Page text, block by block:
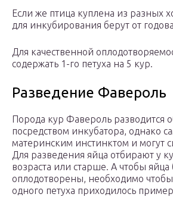
Если же птица куплена из разных
для инкубирования берут от
Для качественной
содержать 1-го петуха на 5 кур.
Разведение Фавероль
Порода кур Фавероль разводится
посредством инкубатора, однако
материнским инстинктом и могут
Для разведения яйца отбирают у
возраста или старше. А чтобы
оплодотворены, необходимо
одного петуха приходилось